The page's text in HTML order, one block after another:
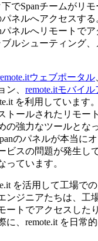
でSpanチームがリ
ネルへアクセスする
パネルへリモートで
ルシューティング
ウェブポータル
ン、 remote.itモバイル
を利用しています
トールされたリモー
の強力なツールとな
のパネルが本当に
ビスの問題が発生し
っています。
を活用して工場で
ンジニアたちは、工
ートでアクセスした
に、remote.it を日常